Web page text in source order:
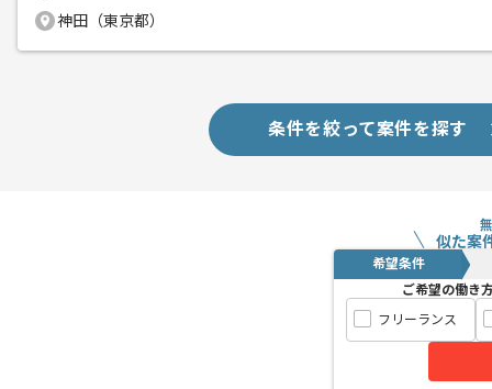
神田（東京都）
条件を絞って案件を探す
似た案
希望条件
ご希望の働き
フリーランス